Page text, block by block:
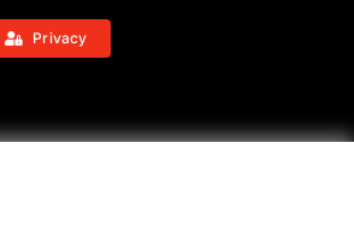
Privacy